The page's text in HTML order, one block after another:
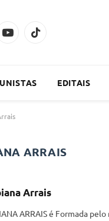
YouTubeTikTok
EDITAIS
ARRAIS
Arrais
ARRAIS é Formada